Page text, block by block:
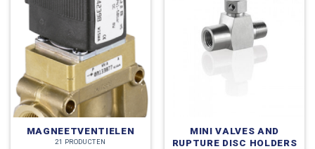
MAGNEETVENTIELEN
21 PRODUCTEN
MINI VALVES AND
RUPTURE DISC HOLDERS